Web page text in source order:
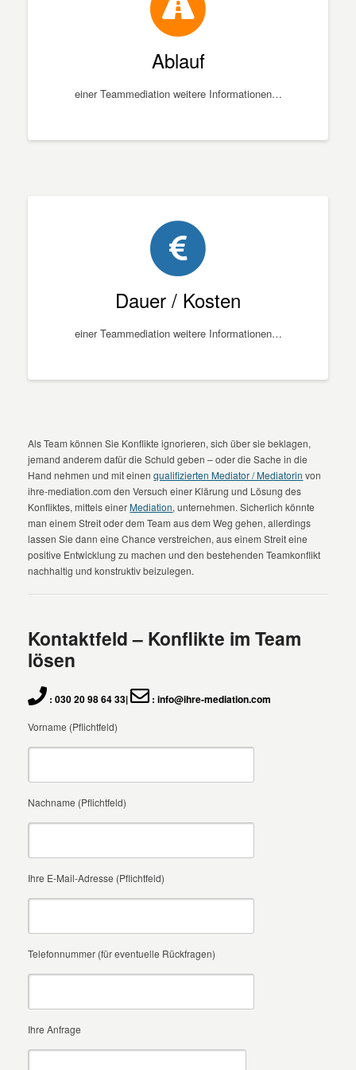
Ablauf
einer Teammediation weitere Informationen…
Dauer / Kosten
einer Teammediation weitere Informationen…
Als Team können Sie Konflikte ignorieren, sich über sie beklagen,
jemand anderem dafür die Schuld geben – oder die Sache in die
Hand nehmen und mit einenqualifizierten Mediator / Mediatorin von
ihre-mediation.com den Versuch einer Klärung und Lösung des
Konfliktes, mittels einerMediation, unternehmen. Sicherlich könnte
man einem Streit oder dem Team aus dem Weg gehen, allerdings
lassen Sie dann eine Chance verstreichen, aus einem Streit eine
positive Entwicklung zu machen und den bestehenden Teamkonflikt
nachhaltig und konstruktiv beizulegen.
Kontaktfeld – Konflikte im Team
lösen
: 030 20 98 64 33| : info@ihre-mediation.com
Vorname (Pflichtfeld)
Nachname (Pflichtfeld)
Ihre E-Mail-Adresse (Pflichtfeld)
Telefonnummer (für eventuelle Rückfragen)
Ihre Anfrage